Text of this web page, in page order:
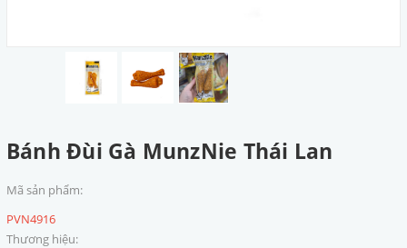
Bánh Đùi Gà MunzNie Thái Lan
Mã sản phẩm:
PVN4916
Thương hiệu: